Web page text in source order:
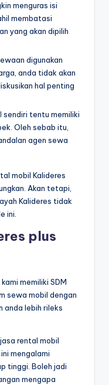
menguras isi
membatasi
yang akan dipilih
digunakan
anda tidak akan
hal penting
sendiri tentu memiliki
Oleh sebab itu,
agen sewa
mobil Kalideres
Akan tetapi,
Kalideres tidak
ini.
plus
memiliki SDM
sewa mobil dengan
anda lebih rileks
rental mobil
mengalami
tinggi. Boleh jadi
mengapa